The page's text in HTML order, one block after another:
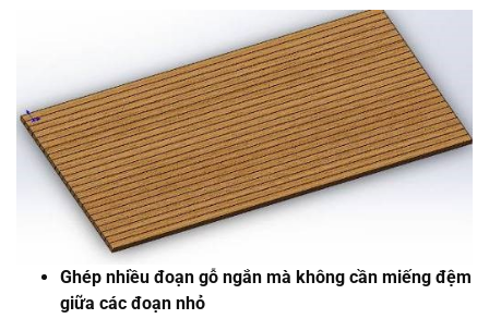
Ghép nhiều đoạn gỗ ngắn mà không cần miếng đệm
giữa các đoạn nhỏ